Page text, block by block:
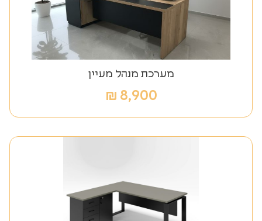
מערכת מנהל מעיין
8,900
₪